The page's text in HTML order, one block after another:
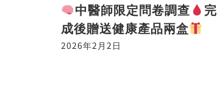
中醫師限定問卷調查
完
成後贈送健康產品兩盒
2026年2月2日